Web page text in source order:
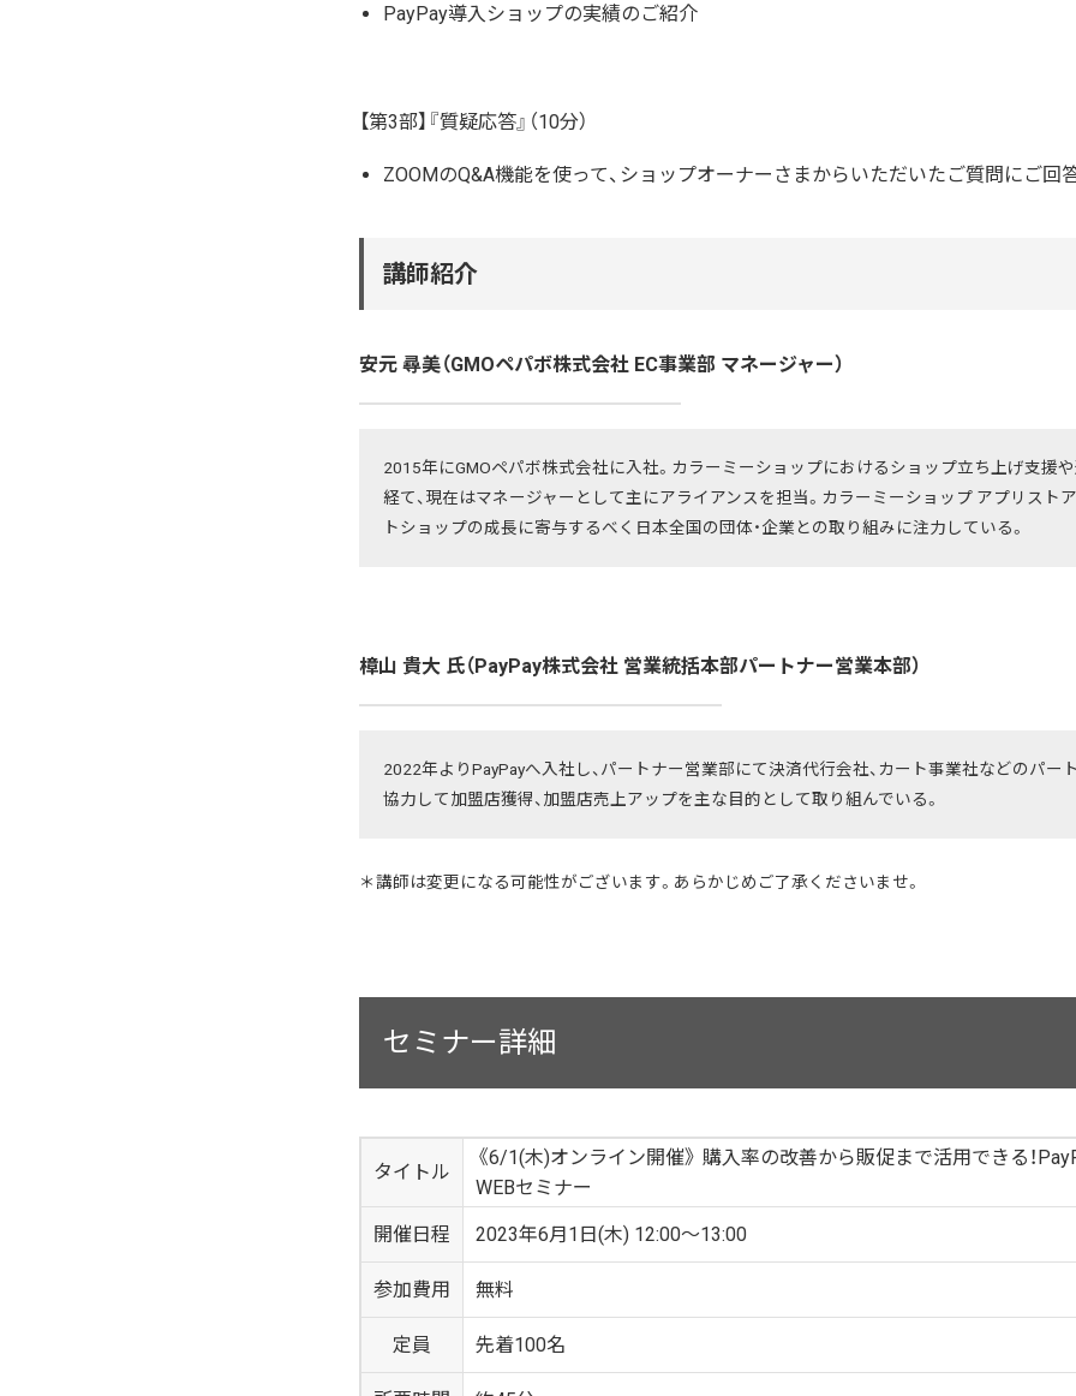
PayPay導入ショップの実績のご紹介
【第3部】『質疑応答』（10分）
ZOOMのQ&A機能を使って、ショップオーナーさまからいただいたご質問にご回
講師紹介
安元 尋美（GMOペパボ株式会社 EC事業部 マネージャー）
2015年にGMOペパボ株式会社に入社。カラーミーショップにおけるショップ立ち上げ支援
経て、現在はマネージャーとして主にアライアンスを担当。カラーミーショップ アプリストア
トショップの成長に寄与するべく日本全国の団体・企業との取り組みに注力している。
樟山 貴大 氏（PayPay株式会社 営業統括本部パートナー営業本部）
2022年よりPayPayへ入社し、パートナー営業部にて決済代行会社、カート事業社などのパー
協力して加盟店獲得、加盟店売上アップを主な目的として取り組んでいる。
＊講師は変更になる可能性がございます。あらかじめご了承くださいませ。
セミナー詳細
タイトル
《6/1(木)オンライン開催》 購入率の改善から販促まで活用できる！
WEBセミナー
開催日程 2023年6月1日(木) 12:00〜13:00
参加費用 無料
定員 先着100名